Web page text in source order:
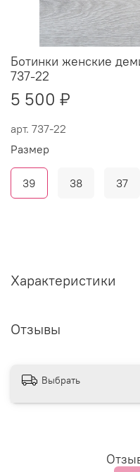
арт. 737-22
Ботинки женские
737-22
5 500 ₽
Размер
39 38 37
Характеристики
Отзывы
Выбрать